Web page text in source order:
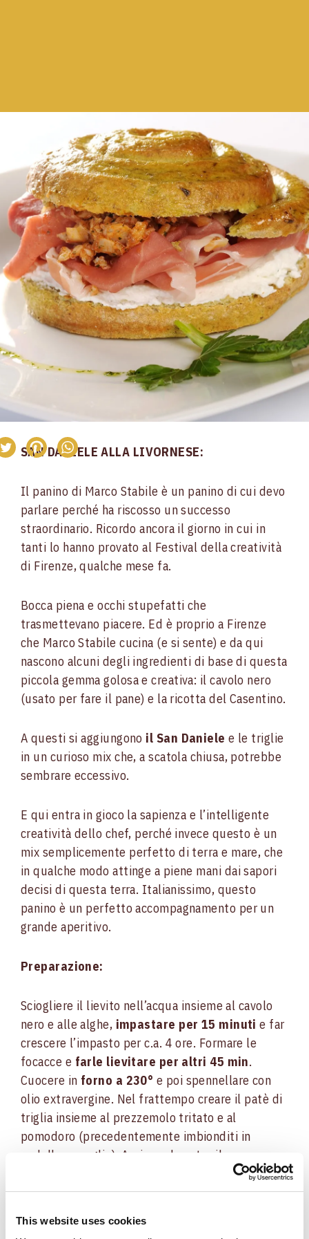
This website uses cookies
SAN DANIELE ALLA LIVORNESE:
Il panino di Marco Stabile è un panino di cui devo
parlare perché ha riscosso un successo
straordinario. Ricordo ancora il giorno in cui in
tanti lo hanno provato al Festival della creatività
di Firenze, qualche mese fa.
Bocca piena e occhi stupefatti che
trasmettevano piacere. Ed è proprio a Firenze
che Marco Stabile cucina (e si sente) e da qui
nascono alcuni degli ingredienti di base di questa
piccola gemma golosa e creativa: il cavolo nero
(usato per fare il pane) e la ricotta del Casentino.
A questi si aggiungono il San Daniele e le triglie
in un curioso mix che, a scatola chiusa, potrebbe
sembrare eccessivo.
E qui entra in gioco la sapienza e l’intelligente
creatività dello chef, perché invece questo è un
mix semplicemente perfetto di terra e mare, che
in qualche modo attinge a piene mani dai sapori
decisi di questa terra. Italianissimo, questo
panino è un perfetto accompagnamento per un
grande aperitivo.
Preparazione:
Sciogliere il lievito nell’acqua insieme al cavolo
nero e alle alghe, impastare per 15 minutie far
crescere l’impasto per c.a. 4 ore. Formare le
focacce e farle lievitare per altri 45 min.
Cuocere in forno a 230° e poi spennellare con
olio extravergine. Nel frattempo creare il patè di
triglia insieme al prezzemolo tritato e al
pomodoro (precedentemente imbionditi in
padella con aglio). Aprire nel centro il pane
ancora tiepido, spalmare il “coperchio” con il patè
di triglia e coprire il fondo con la ricotta ben
DOP Negroni.